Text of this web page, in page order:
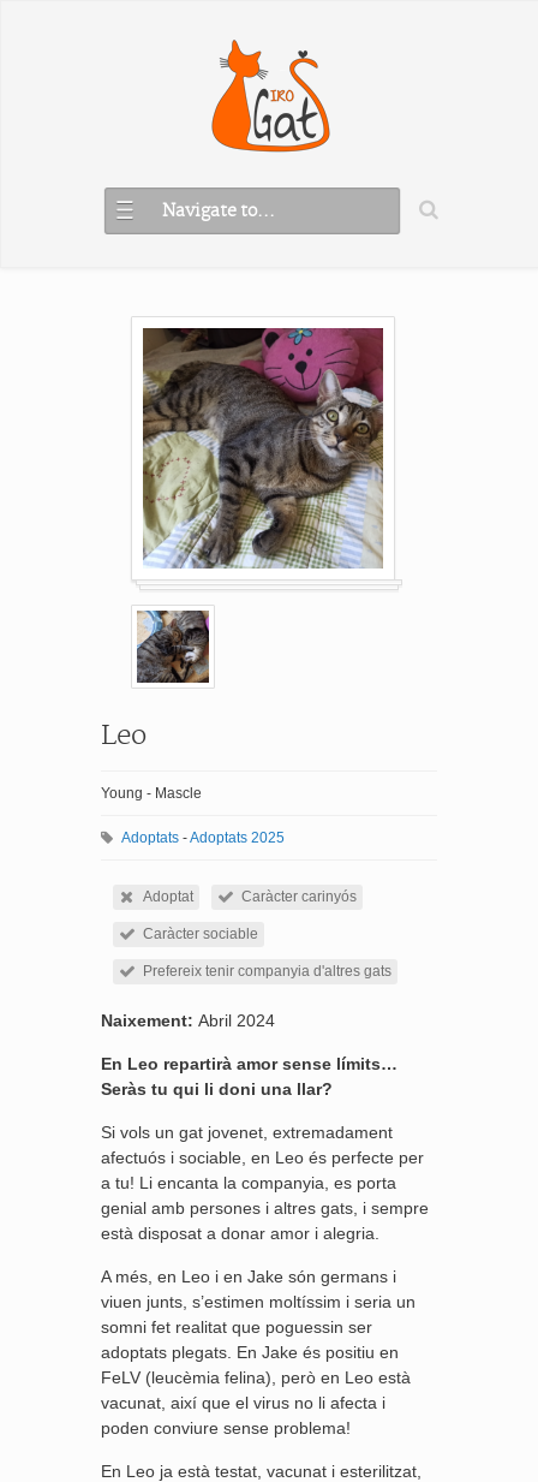
Navigate to...
Leo
Young - Mascle
Adoptats -Adoptats 2025
Adoptat Caràcter carinyós
Caràcter sociable
Prefereix tenir companyia d'altres gats
Naixement: Abril 2024
En Leo repartirà amor sense límits…
Seràs tu qui li doni una llar?
Si vols un gat jovenet, extremadament
afectuós i sociable, en Leo és perfecte per
a tu! Li encanta la companyia, es porta
genial amb persones i altres gats, i sempre
està disposat a donar amor i alegria.
A més, en Leo i en Jake són germans i
viuen junts, s’estimen moltíssim i seria un
somni fet realitat que poguessin ser
adoptats plegats. En Jake és positiu en
FeLV (leucèmia felina), però en Leo està
vacunat, així que el virus no li afecta i
poden conviure sense problema!
En Leo ja està testat, vacunat i esterilitzat,